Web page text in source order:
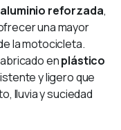
aluminio reforzada,
una mayor
la motocicleta.
enplástico
y ligero que
lluvia y suciedad